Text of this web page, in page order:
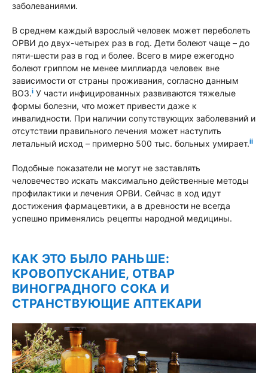
заболеваниями.
В среднем каждый взрослый человек может переболеть
ОРВИ до двух-четырех раз в год. Дети болеют чаще – до
пяти-шести раз в год и более. Всего в мире ежегодно
болеют гриппом не менее миллиарда человек вне
зависимости от страны проживания, согласно данным
ВОЗ.i У части инфицированных развиваются тяжелые
формы болезни, что может привести даже к
инвалидности. При наличии сопутствующих заболеваний и
отсутствии правильного лечения может наступить
летальный исход – примерно 500 тыс. больных умирает.ii
Подобные показатели не могут не заставлять
человечество искать максимально действенные методы
профилактики и лечения ОРВИ. Сейчас в ход идут
достижения фармацевтики, а в древности не всегда
успешно применялись рецепты народной медицины.
КАК ЭТО БЫЛО РАНЬШЕ:
КРОВОПУСКАНИЕ, ОТВАР
ВИНОГРАДНОГО СОКА И
СТРАНСТВУЮЩИЕ АПТЕКАРИ